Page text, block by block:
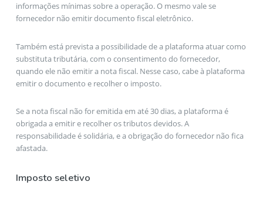
informações mínimas sobre a operação. O mesmo vale se
fornecedor não emitir documento fiscal eletrônico.
Também está prevista a possibilidade de a plataforma atuar como
substituta tributária, com o consentimento do fornecedor,
quando ele não emitir a nota fiscal. Nesse caso, cabe à plataforma
emitir o documento e recolher o imposto.
Se a nota fiscal não for emitida em até 30 dias, a plataforma é
obrigada a emitir e recolher os tributos devidos. A
responsabilidade é solidária, e a obrigação do fornecedor não fica
afastada.
Imposto seletivo